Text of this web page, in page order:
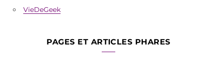
VieDeGeek
PAGES ET ARTICLES PHARES